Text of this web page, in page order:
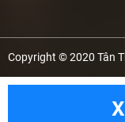
Copyright © 2020 Tân